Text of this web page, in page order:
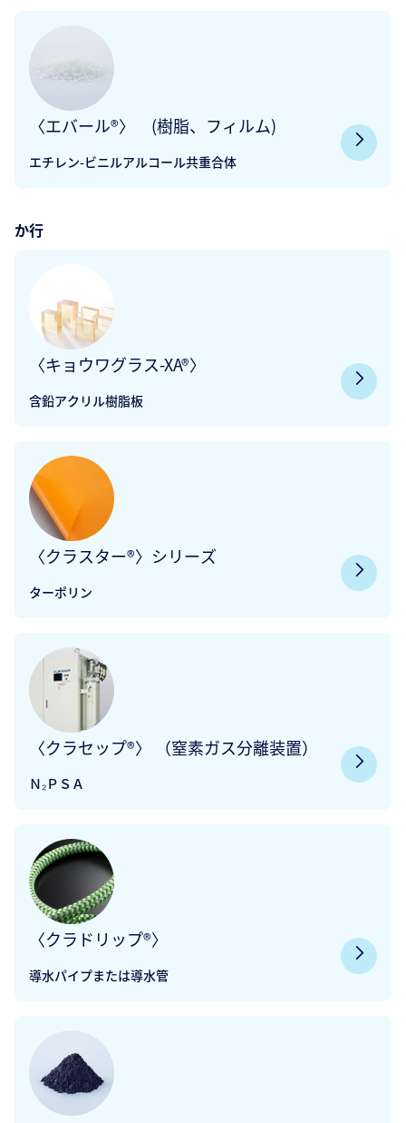
〈エバール®〉 (樹脂、フィルム)
エチレン-ビニルアルコール共重合体
か行
〈キョウワグラス-XA®〉
含鉛アクリル樹脂板
〈クラスター®〉シリーズ
ターポリン
〈クラセップ®〉 （窒素ガス分離装置）
Ｎ₂ＰＳＡ
〈クラドリップ®〉
導水パイプまたは導水管